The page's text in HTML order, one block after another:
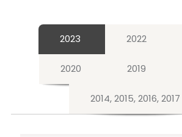
2023 2022
2020 2019
2014, 2015, 2016, 2017